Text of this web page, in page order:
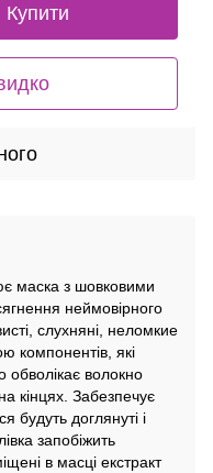
Купити
маска з шовковими
неймовірного
слухняні, неломкие
компонентів, які
обволікає волокно
кінцях. Забезпечує
будуть доглянуті і
запобіжить
в масці екстракт